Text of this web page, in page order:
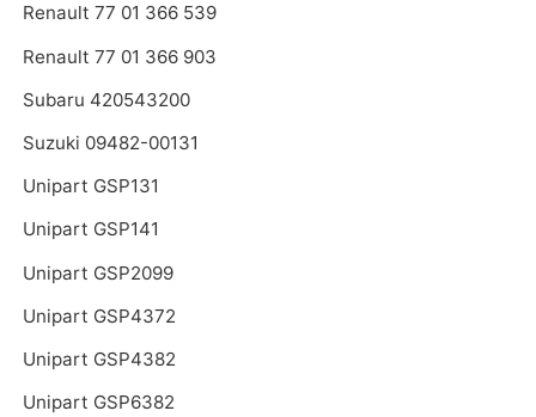
Renault 77 01 366 539
Renault 77 01 366 903
Subaru 420543200
Suzuki 09482-00131
Unipart GSP131
Unipart GSP141
Unipart GSP2099
Unipart GSP4372
Unipart GSP4382
Unipart GSP6382